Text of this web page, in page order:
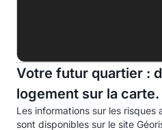
C
D
E
Votre futur quartier :
logement sur la carte.
Les informations sur les
sont disponibles sur le site